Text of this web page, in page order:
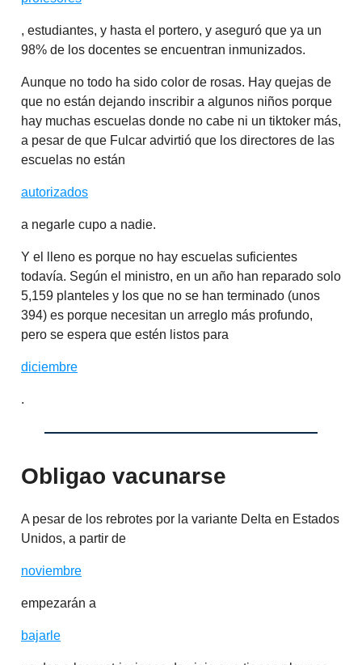
, estudiantes, y hasta el portero, y aseguró que ya un
98% de los docentes se encuentran inmunizados.
Aunque no todo ha sido color de rosas. Hay quejas de
que no están dejando inscribir a algunos niños porque
hay muchas escuelas donde no cabe ni un tiktoker más,
a pesar de que Fulcar advirtió que los directores de las
escuelas no están
autorizados
a negarle cupo a nadie.
Y el lleno es porque no hay escuelas suficientes
todavía. Según el ministro, en un año han reparado solo
5,159 planteles y los que no se han terminado (unos
394) es porque necesitan un arreglo más profundo,
pero se espera que estén listos para
diciembre
.
Obligao vacunarse
A pesar de los rebrotes por la variante Delta en Estados
Unidos, a partir de
noviembre
empezarán a
bajarle